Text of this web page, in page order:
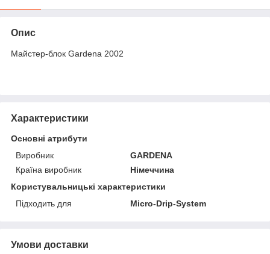
Опис
Майстер-блок Gardena 2002
Характеристики
Основні атрибути
Виробник
GARDENA
Країна виробник
Німеччина
Користувальницькі характеристики
Підходить для
Micro-Drip-System
Умови доставки